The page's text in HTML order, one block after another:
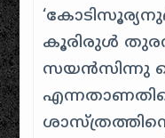
കൂരിരുൾ
സയൻസിന്നു